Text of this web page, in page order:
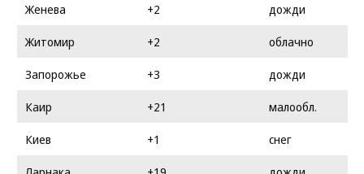
Женева
+2
дожди
Житомир
+2
облачно
Запорожье
+3
дожди
Каир
+21
малообл.
Киев
+1
снег